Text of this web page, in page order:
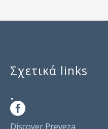
Σχετικά links
.
Discover Preveza